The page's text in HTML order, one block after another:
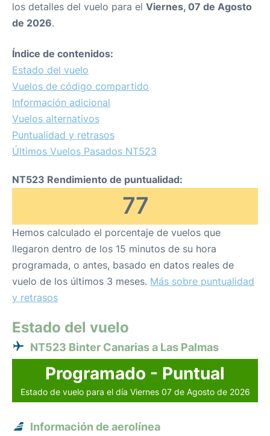
los detalles del vuelo para el Viernes, 07 de Agosto
de 2026.
Índice de contenidos:
Estado del vuelo
Vuelos de código compartido
Información adicional
Vuelos alternativos
Puntualidad y retrasos
Últimos Vuelos Pasados NT523
NT523 Rendimiento de puntualidad:
77
Hemos calculado el porcentaje de vuelos que
llegaron dentro de los 15 minutos de su hora
programada, o antes, basado en datos reales de
vuelo de los últimos 3 meses. Más sobre puntualidad
y retrasos
Estado del vuelo
NT523 Binter Canarias a Las Palmas
Programado - Puntual
Estado de vuelo para el día Viernes 07 de Agosto de 2026
Información de aerolínea